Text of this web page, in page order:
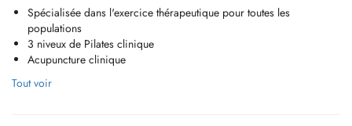
Spécialisée dans l'exercice thérapeutique pour toutes les
populations
3 niveux de Pilates clinique
Acupuncture clinique
Tout voir